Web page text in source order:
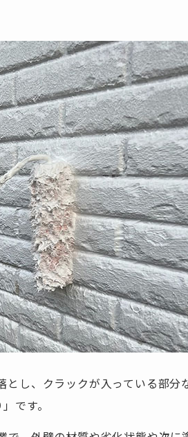
し、クラックが入っている部
です。